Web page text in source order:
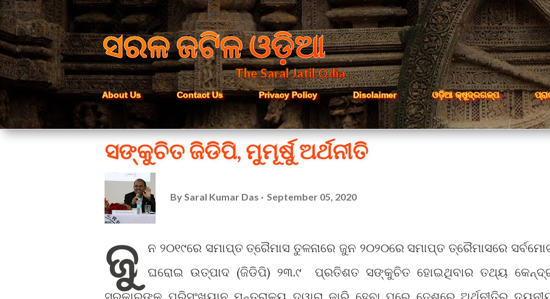
Skip to main content
ସରଳ ଜଟିଳ ଓଡ଼ିଆ
The Saral Jatil Odia
About Us Contact Us Privacy Policy Disclaimer ଓଡ଼ିଆ କ୍ଷୁଦ୍ରଗଳ୍ପ
ସଙ୍କୁଚିତ ଜିଡିପି, ମୁମୂର୍ଷୁ ଅର୍ଥନୀତି
By Saral Kumar Das September 05, 2020
ଜୁ
ନ ୨୦୧୯ରେ ସମାପ୍ତ ତ୍ରୈମାସ ତୁଳନାରେ ଜୁନ ୨୦୨୦ରେ ସମାପ୍ତ ତ୍ରୈମାସରେ
ଘରୋଇ ଉତ୍ପାଦ (ଜିଡିପି) ୨୩.୯ ପ୍ରତିଶତ ସଙ୍କୁଚିତ ହୋଇଥିବାର ତଥ୍ୟ